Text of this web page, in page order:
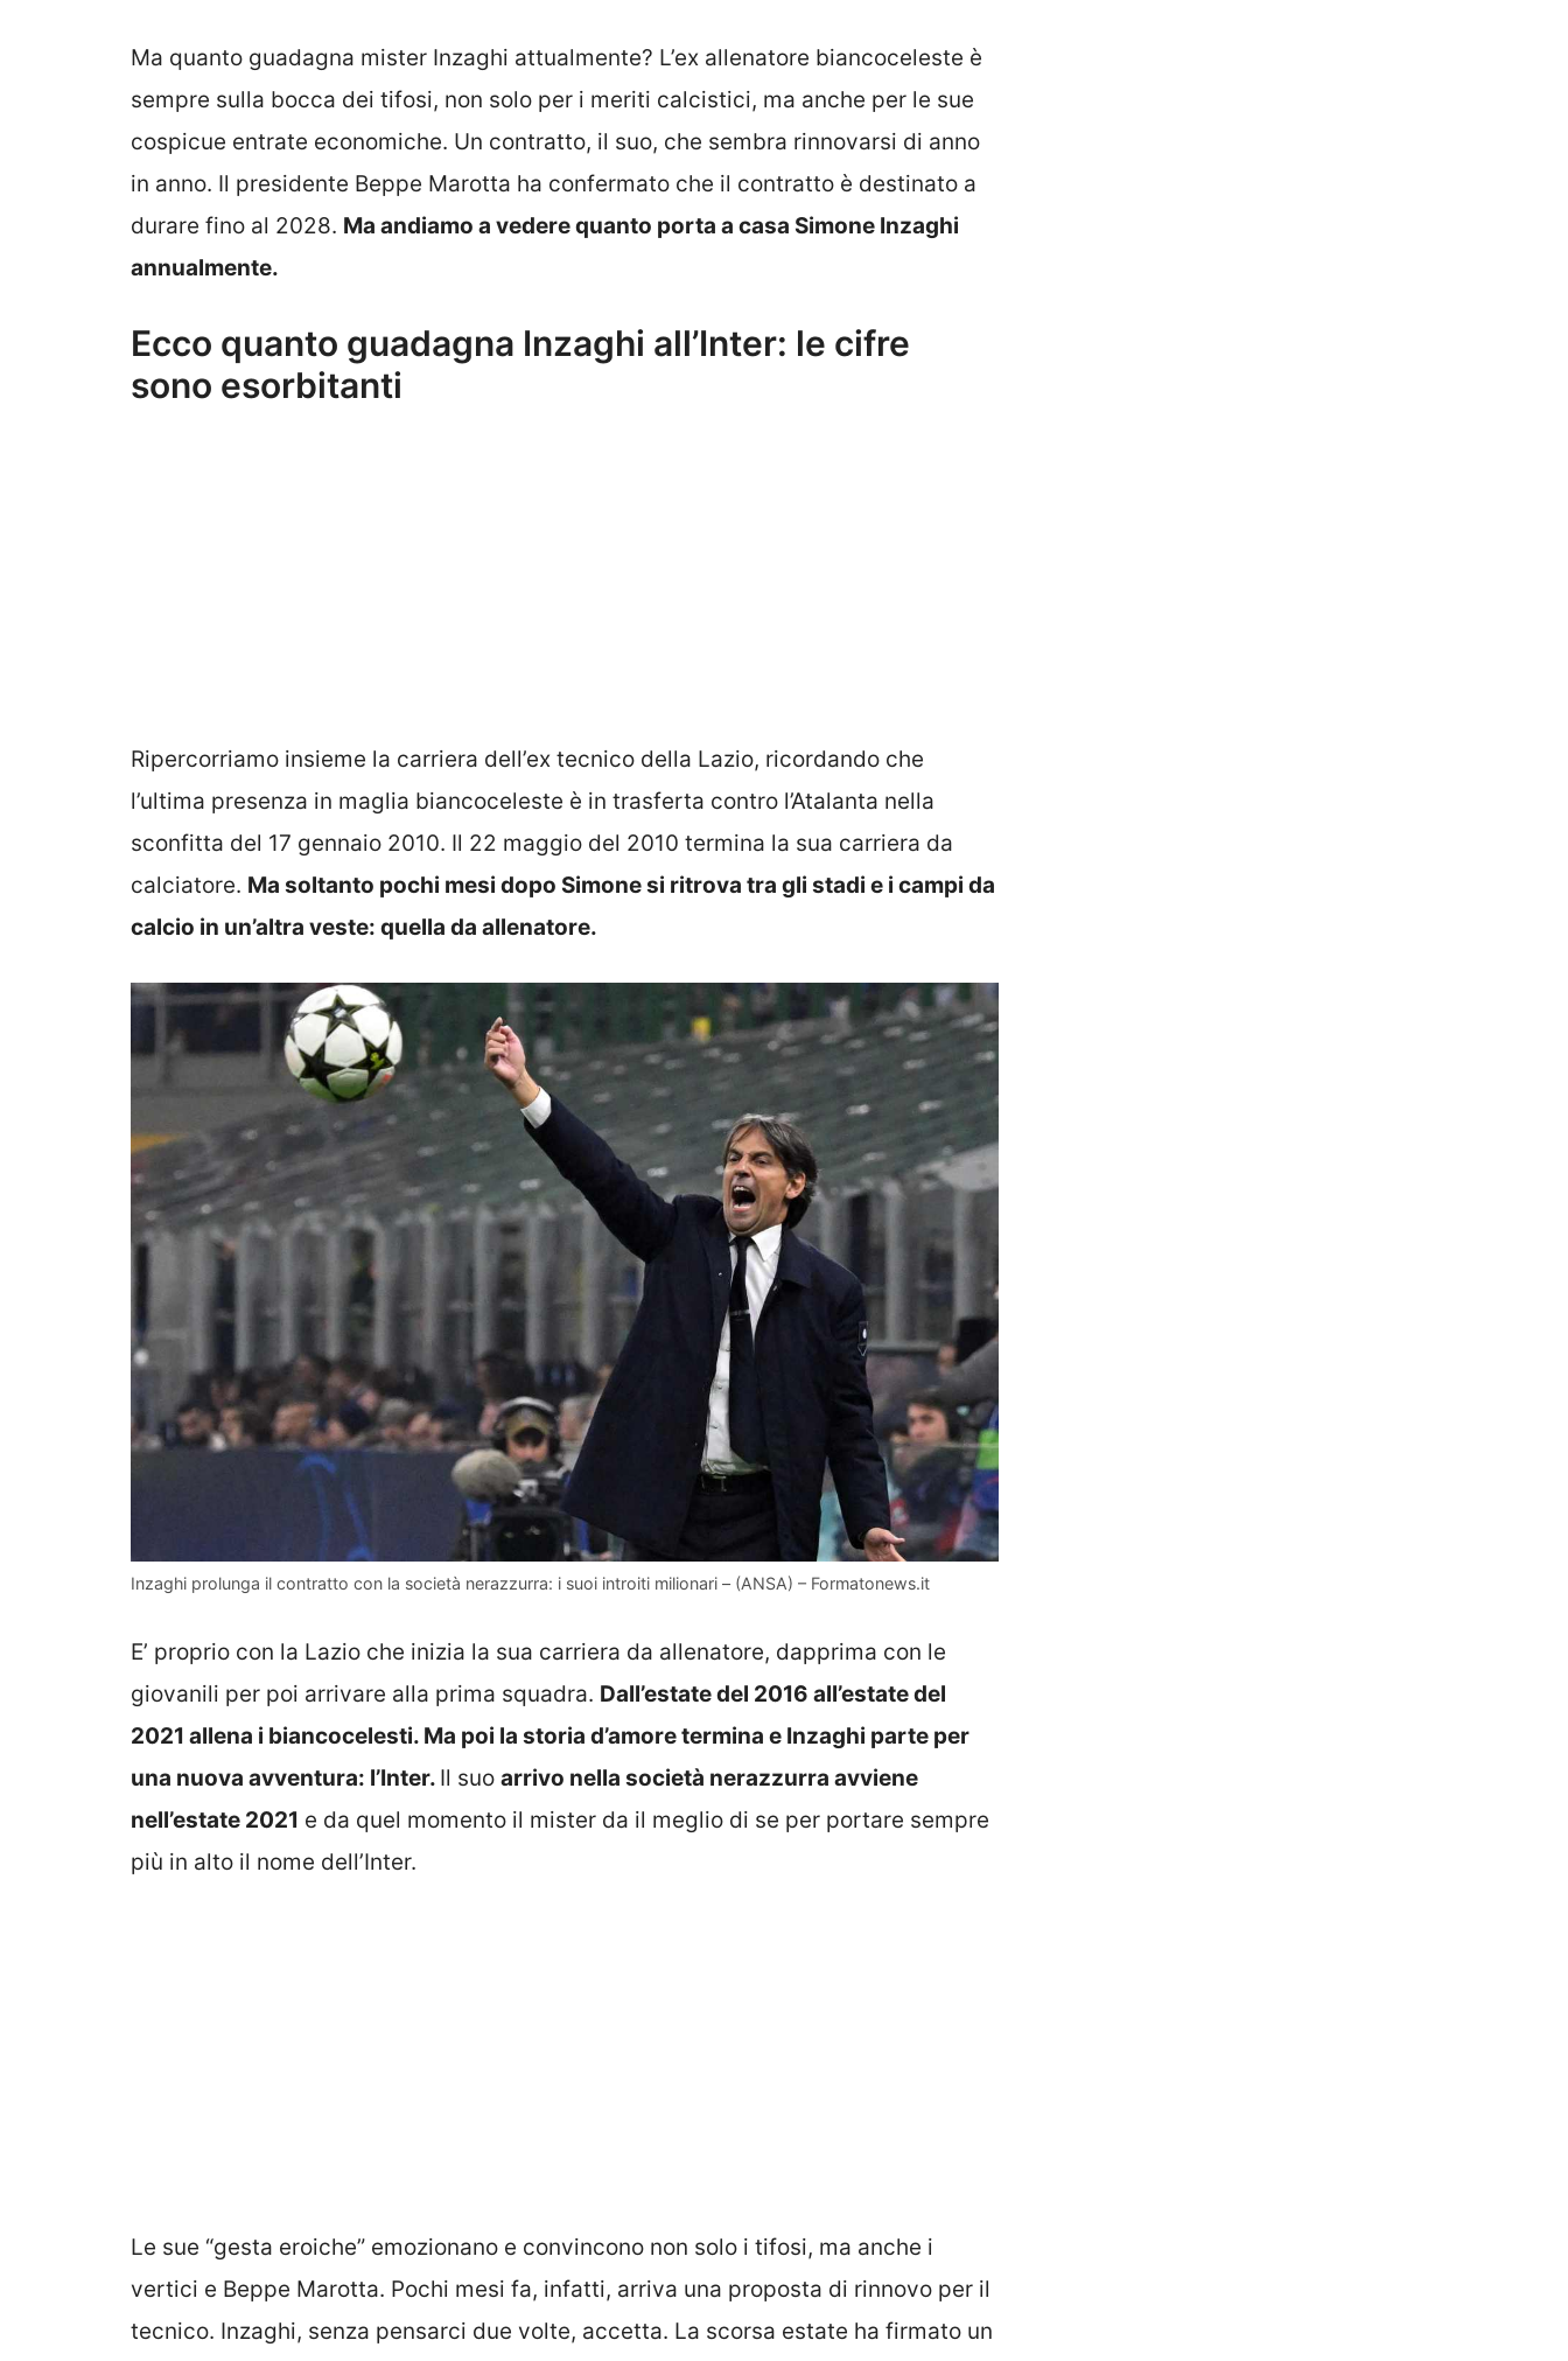
Ma quanto guadagna mister Inzaghi attualmente? L’ex allenatore biancoceleste è
sempre sulla bocca dei tifosi, non solo per i meriti calcistici, ma anche per le sue
cospicue entrate economiche. Un contratto, il suo, che sembra rinnovarsi di anno
in anno. Il presidente Beppe Marotta ha confermato che il contratto è destinato a
durare fino al 2028. Ma andiamo a vedere quanto porta a casa Simone Inzaghi
annualmente.
Ecco quanto guadagna Inzaghi all’Inter: le cifre
sono esorbitanti
Ripercorriamo insieme la carriera dell’ex tecnico della Lazio, ricordando che
l’ultima presenza in maglia biancoceleste è in trasferta contro l’Atalanta nella
sconfitta del 17 gennaio 2010. Il 22 maggio del 2010 termina la sua carriera da
calciatore. Ma soltanto pochi mesi dopo Simone si ritrova tra gli stadi e i campi da
calcio in un’altra veste: quella da allenatore.
Inzaghi prolunga il contratto con la società nerazzurra: i suoi introiti milionari – (ANSA) – Formatonews.it
E’ proprio con la Lazio che inizia la sua carriera da allenatore, dapprima con le
giovanili per poi arrivare alla prima squadra. Dall’estate del 2016 all’estate del
2021 allena i biancocelesti. Ma poi la storia d’amore termina e Inzaghi parte per
una nuova avventura: l’Inter. Il suo arrivo nella società nerazzurra avviene
nell’estate 2021 e da quel momento il mister da il meglio di se per portare sempre
più in alto il nome dell’Inter.
Le sue “gesta eroiche” emozionano e convincono non solo i tifosi, ma anche i
vertici e Beppe Marotta. Pochi mesi fa, infatti, arriva una proposta di rinnovo per il
tecnico. Inzaghi, senza pensarci due volte, accetta. La scorsa estate ha firmato un